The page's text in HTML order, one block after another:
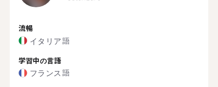
流暢
イタリア語
学習中の言語
フランス語